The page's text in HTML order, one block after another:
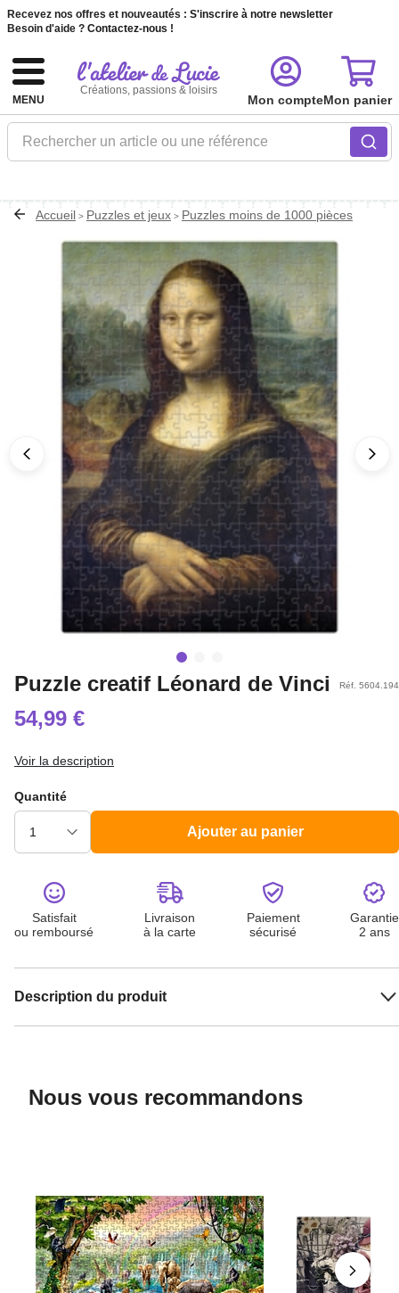
Recevez nos offres et nouveautés : S'inscrire à notre newsletter
Besoin d'aide ? Contactez-nous !
MENU
Créations, passions & loisirs
Rechercher un article ou une référence
Mon compteMon panier
Accueil > Puzzles et jeux > Puzzles moins de 1000 pièces
Puzzle creatif Léonard de Vinci Réf. 5604.194
54,99 €
Voir la description
Quantité
Ajouter au panier
Satisfait
ou remboursé
Livraison
à la carte
Paiement
sécurisé
Garantie
2 ans
Description du produit
Nous vous recommandons